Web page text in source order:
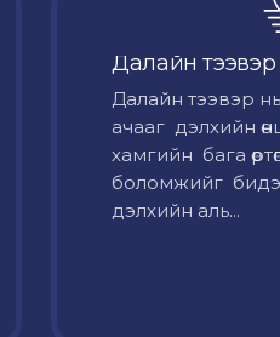
Далайн тээвэр
Далайн тээвэр нь
ачааг дэлхийн
хамгийн бага
боломжийг
дэлхийн аль...